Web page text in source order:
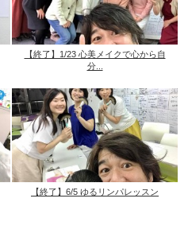
【終了】1/23 心美メイクで心から自
分...
【終了】6/5 ゆるリンパレッスン